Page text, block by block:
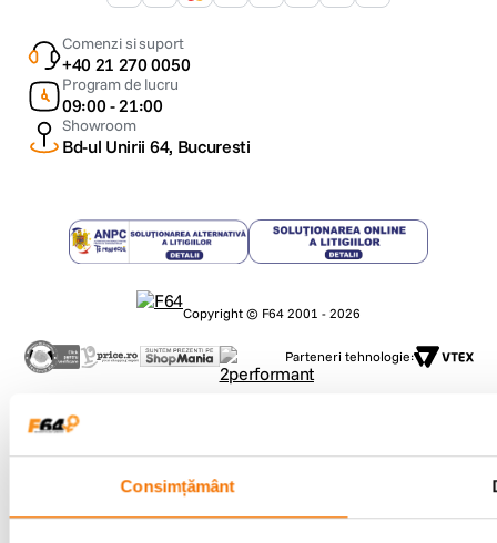
Consimțământ
Comenzi si suport
+40 21 270 0050
Program de lucru
09:00 - 21:00
Showroom
Bd-ul Unirii 64, Bucuresti
Copyright © F64 2001 - 2026
Parteneri tehnologie: